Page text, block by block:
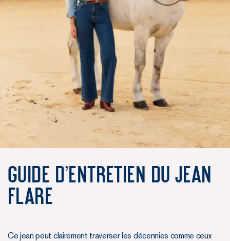
Guide d'entretien du Jean
Flare
Ce jean peut clairement traverser les décennies comme ceux